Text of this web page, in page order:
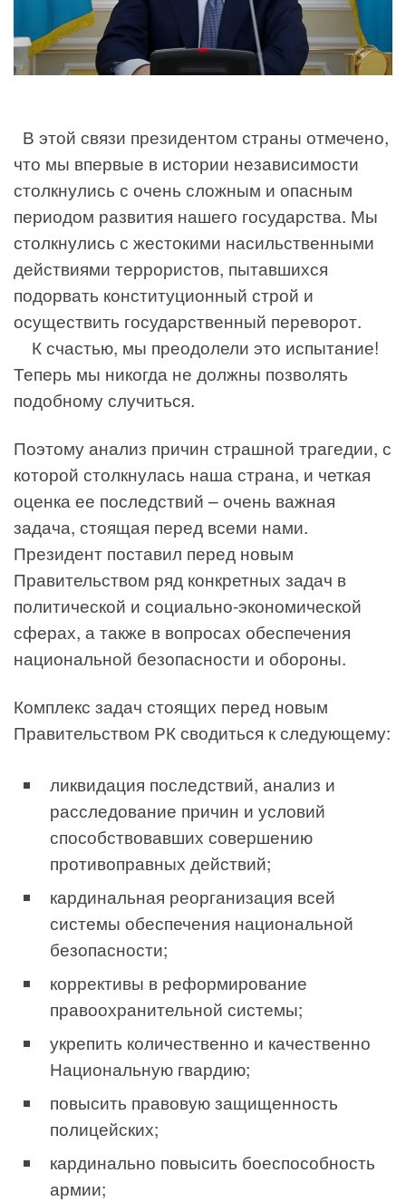
В этой связи президентом страны отмечено,
что мы впервые в истории независимости
столкнулись с очень сложным и опасным
периодом развития нашего государства. Мы
столкнулись с жестокими насильственными
действиями террористов, пытавшихся
подорвать конституционный строй и
осуществить государственный переворот.
К счастью, мы преодолели это испытание!
Теперь мы никогда не должны позволять
подобному случиться.
Поэтому анализ причин страшной трагедии, с
которой столкнулась наша страна, и четкая
оценка ее последствий – очень важная
задача, стоящая перед всеми нами.
Президент поставил перед новым
Правительством ряд конкретных задач в
политической и социально-экономической
сферах, а также в вопросах обеспечения
национальной безопасности и обороны.
Комплекс задач стоящих перед новым
Правительством РК сводиться к следующему:
ликвидация последствий, анализ и
расследование причин и условий
способствовавших совершению
противоправных действий;
кардинальная реорганизация всей
системы обеспечения национальной
безопасности;
коррективы в реформирование
правоохранительной системы;
укрепить количественно и качественно
Национальную гвардию;
повысить правовую защищенность
полицейских;
кардинально повысить боеспособность
армии;